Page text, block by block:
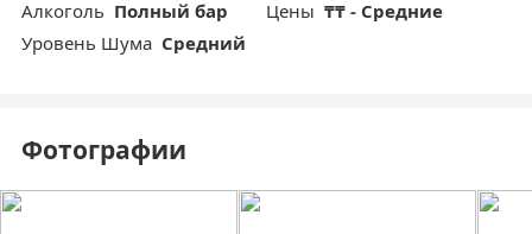
Aлкоголь Полный бар Цены ₸₸ - Средние
Уровень Шума Средний
Фотографии